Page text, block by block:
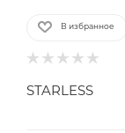
В избранное
STARLESS